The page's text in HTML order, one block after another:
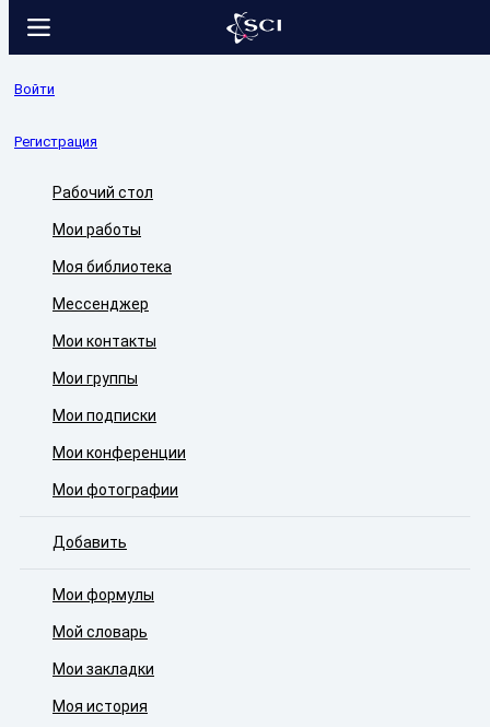
Войти
Регистрация
Рабочий стол
Мои работы
Моя библиотека
Мессенджер
Мои контакты
Мои группы
Мои подписки
Мои конференции
Мои фотографии
Добавить
Мои формулы
Мой словарь
Мои закладки
Моя история